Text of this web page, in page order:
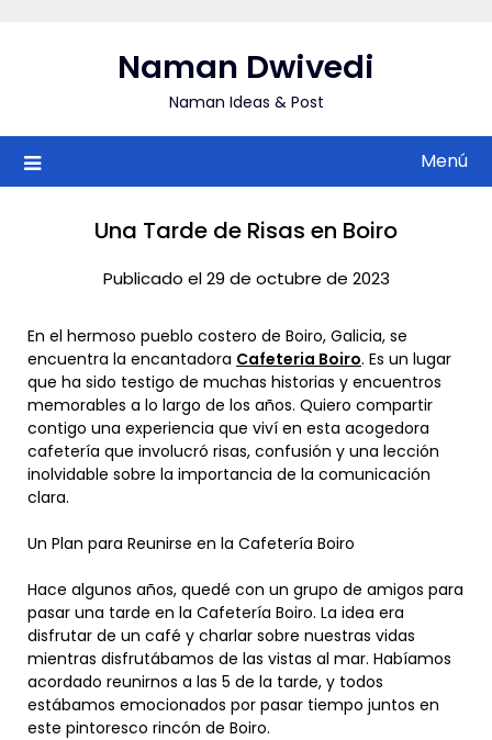
Naman Dwivedi
Naman Ideas & Post
Menú
Una Tarde de Risas en Boiro
Publicado el 29 de octubre de 2023
En el hermoso pueblo costero de Boiro, Galicia, se
encuentra la encantadora Cafeteria Boiro. Es un lugar
que ha sido testigo de muchas historias y encuentros
memorables a lo largo de los años. Quiero compartir
contigo una experiencia que viví en esta acogedora
cafetería que involucró risas, confusión y una lección
inolvidable sobre la importancia de la comunicación
clara.
Un Plan para Reunirse en la Cafetería Boiro
Hace algunos años, quedé con un grupo de amigos para
pasar una tarde en la Cafetería Boiro. La idea era
disfrutar de un café y charlar sobre nuestras vidas
mientras disfrutábamos de las vistas al mar. Habíamos
acordado reunirnos a las 5 de la tarde, y todos
estábamos emocionados por pasar tiempo juntos en
este pintoresco rincón de Boiro.